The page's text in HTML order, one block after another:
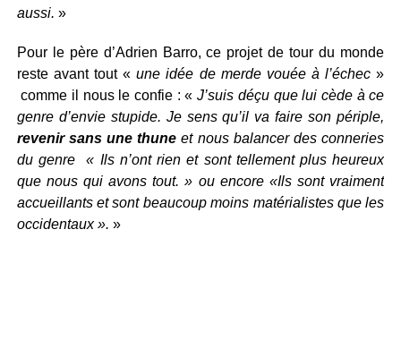
aussi. »
Pour le père d’Adrien Barro, ce projet de tour du monde
reste avant tout « une idée de merde vouée à l’échec»
comme il nous le confie : «J’suis déçu que lui cède à ce
genre d’envie stupide. Je sens qu’il va faire son périple,
revenir sans une thune et nous balancer des conneries
du genre « Ils n’ont rien et sont tellement plus heureux
que nous qui avons tout. » ou encore «Ils sont vraiment
accueillants et sont beaucoup moins matérialistes que les
occidentaux ». »